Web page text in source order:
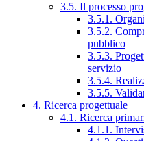
3.5. Il processo
3.5.1.
3.5.2.
pubblico
3.5.3.
servizio
3.5.4.
3.5.5.
4. Ricerca progettuale
4.1. Ricerca
4.1.1.